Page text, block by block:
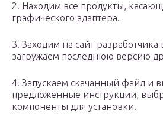
2. Находим все продукты,
графического адаптера.
3. Заходим на сайт
загружаем последнюю версию
4. Запускаем скачанный файл и
предложенные инструкции,
компоненты для установки.